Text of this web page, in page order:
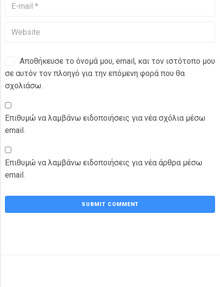
Αποθήκευσε το όνομά μου, email, και τον ιστότοπο μου
σε αυτόν τον πλοηγό για την επόμενη φορά που θα
σχολιάσω.
Επιθυμώ να λαμβάνω ειδοποιήσεις για νέα σχόλια μέσω
email.
Επιθυμώ να λαμβάνω ειδοποιήσεις για νέα άρθρα μέσω
email.